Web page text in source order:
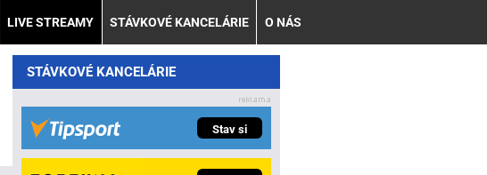
LIVE STREAMY STÁVKOVÉ KANCELÁRIE O NÁS
STÁVKOVÉ KANCELÁRIE
Stav si